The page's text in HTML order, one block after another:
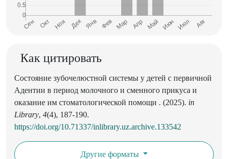
Как цитировать
Состояние зубочелюстной системы у детей с первичной
Адентии в период молочного и сменного прикуса и
оказание им стоматологической помощи . (2025). in
Library, 4(4), 187-190.
https://doi.org/10.71337/inlibrary.uz.archive.133542
Другие форматы